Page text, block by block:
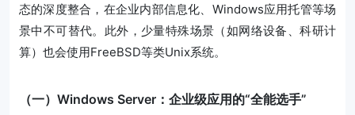
态的深度整合，在企业内部信息化、Windows应用托管等场
景中不可替代。此外，少量特殊场景（如网络设备、科研计
算）也会使用FreeBSD等类Unix系统。
（一）Windows Server：企业级应用的“全能选手”